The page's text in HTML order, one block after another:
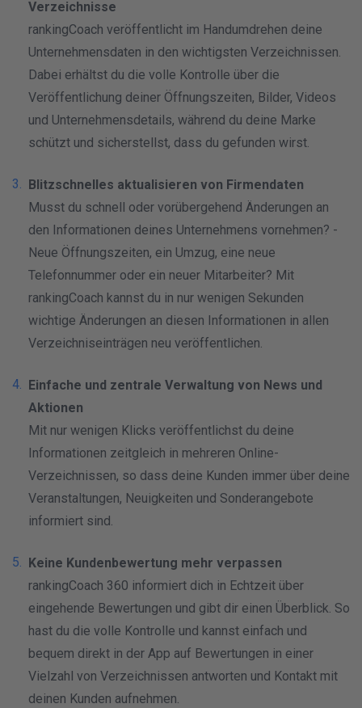
Verzeichnisse
rankingCoach veröffentlicht im Handumdrehen deine
Unternehmensdaten in den wichtigsten Verzeichnissen.
Dabei erhältst du die volle Kontrolle über die
Veröffentlichung deiner Öffnungszeiten, Bilder, Videos
und Unternehmensdetails, während du deine Marke
schützt und sicherstellst, dass du gefunden wirst.
Blitzschnelles aktualisieren von Firmendaten
Musst du schnell oder vorübergehend Änderungen an
den Informationen deines Unternehmens vornehmen? -
Neue Öffnungszeiten, ein Umzug, eine neue
Telefonnummer oder ein neuer Mitarbeiter? Mit
rankingCoach kannst du in nur wenigen Sekunden
wichtige Änderungen an diesen Informationen in allen
Verzeichniseinträgen neu veröffentlichen.
Einfache und zentrale Verwaltung von News und
Aktionen
Mit nur wenigen Klicks veröffentlichst du deine
Informationen zeitgleich in mehreren Online-
Verzeichnissen, so dass deine Kunden immer über deine
Veranstaltungen, Neuigkeiten und Sonderangebote
informiert sind.
Keine Kundenbewertung mehr verpassen
rankingCoach 360 informiert dich in Echtzeit über
eingehende Bewertungen und gibt dir einen Überblick. So
hast du die volle Kontrolle und kannst einfach und
bequem direkt in der App auf Bewertungen in einer
Vielzahl von Verzeichnissen antworten und Kontakt mit
deinen Kunden aufnehmen.